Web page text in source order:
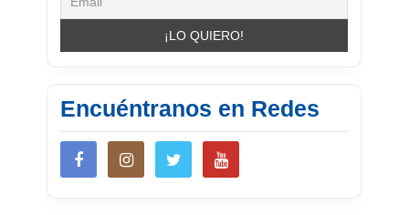
Encuéntranos en Redes